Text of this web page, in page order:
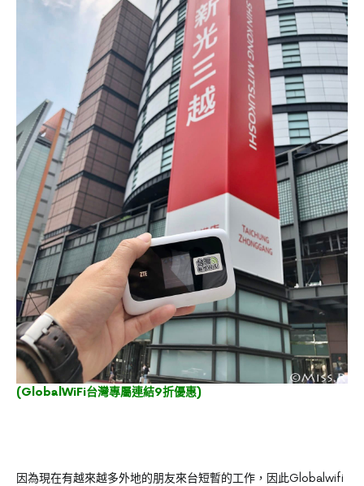
(GlobalWiFi台灣專屬連結9折優惠)
因為現在有越來越多外地的朋友來台短暫的工作，因此Globalwifi